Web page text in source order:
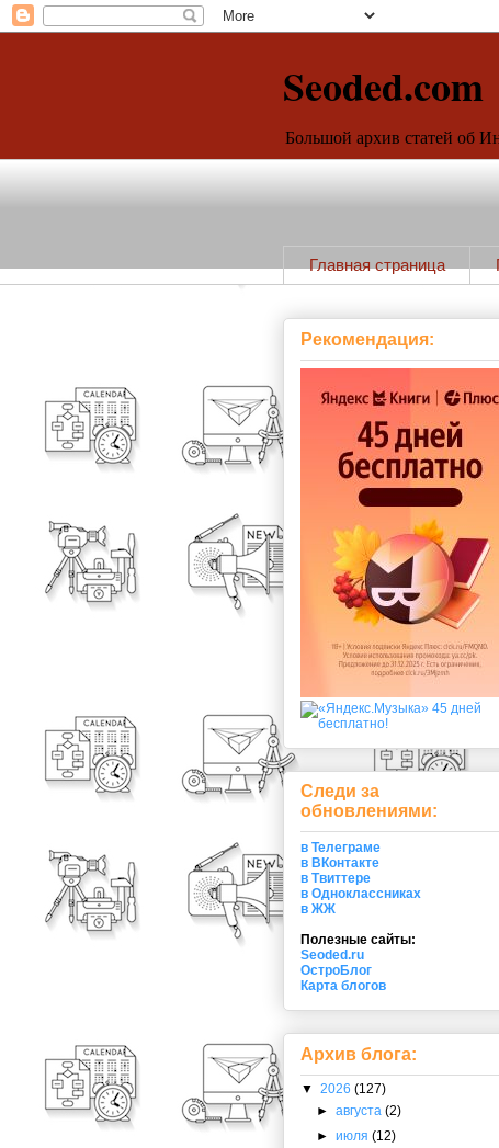
Seoded.com
Большой архив статей об
Главная страница
Рекомендация:
Следи за
обновлениями:
в Телеграме
в ВКонтакте
в Твиттере
в Одноклассниках
в ЖЖ
Полезные сайты:
Seoded.ru
ОстроБлог
Карта блогов
Архив блога:
▼ 2026 (127)
►августа(2)
►июля(12)